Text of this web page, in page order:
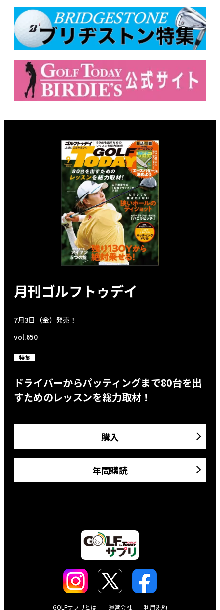
月刊ゴルフトゥデイ
7月3日（金）発売！
vol.650
特集
ドライバーからパッティングまで80台を出
すためのレッスンを総力取材！
購入
年間購読
GOLFサプリとは 運営会社 利用規約